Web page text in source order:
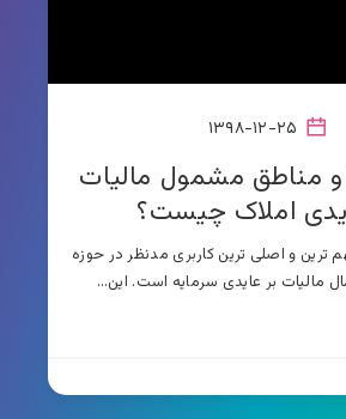
و مناطق مشمول مالیات
املاک چیست؟
و اصلی‌ ترین کاربری مدنظر در حوزه
مالیات بر عایدی سرمایه است. این…